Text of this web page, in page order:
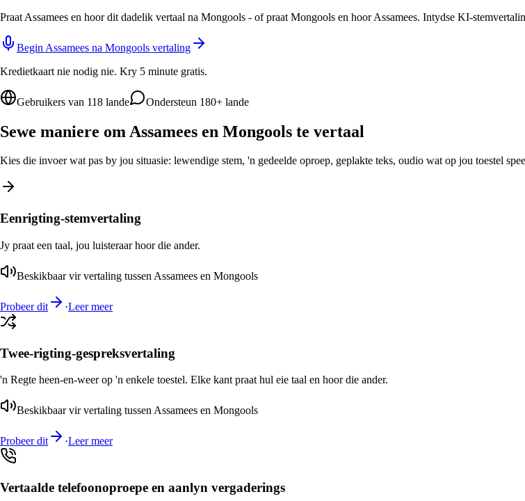
Praat Assamees en hoor dit dadelik vertaal na Mongools - of praat Mongools en hoor Assamees. Intydse KI-
Begin Assamees na Mongools vertaling
Kredietkaart nie nodig nie. Kry 5 minute gratis.
Gebruikers van 118 lande Ondersteun 180+ lande
Sewe maniere om Assamees en Mongools te vertaal
Kies die invoer wat pas by jou situasie: lewendige stem, 'n gedeelde oproep, geplakte teks, oudio wat op jou toestel
Eenrigting-stemvertaling
Jy praat een taal, jou luisteraar hoor die ander.
Beskikbaar vir vertaling tussen Assamees en Mongools
Probeer dit ·Leer meer
Twee-rigting-gespreksvertaling
'n Regte heen-en-weer op 'n enkele toestel. Elke kant praat hul eie taal en hoor die ander.
Beskikbaar vir vertaling tussen Assamees en Mongools
Probeer dit ·Leer meer
Vertaalde telefoonoproepe en aanlyn vergaderings